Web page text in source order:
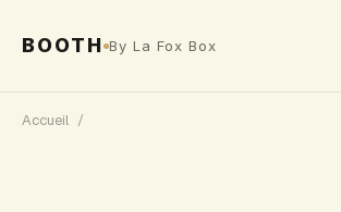
BOOTH By La Fox Box
Accueil /